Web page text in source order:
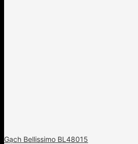
Gạch Bellissimo BL48015